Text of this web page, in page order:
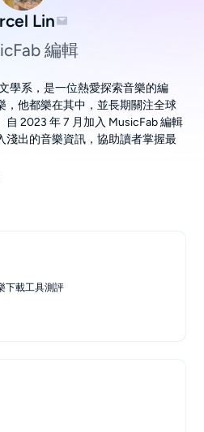
Lin
編輯
學系，是一位熱愛探索音樂的編
，他都樂在其中，並長期關注全球
2023 年 7 月加入 MusicFab 編輯
淺出的音樂資訊，協助讀者掌握最
下載工具測評